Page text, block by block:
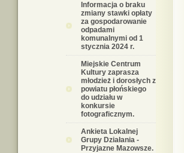
Informacja o braku
zmiany stawki opłaty
za gospodarowanie
odpadami
komunalnymi od 1
stycznia 2024 r.
Miejskie Centrum
Kultury zaprasza
młodzież i dorosłych z
powiatu płońskiego
do udziału w
konkursie
fotograficznym.
Ankieta Lokalnej
Grupy Działania -
Przyjazne Mazowsze.